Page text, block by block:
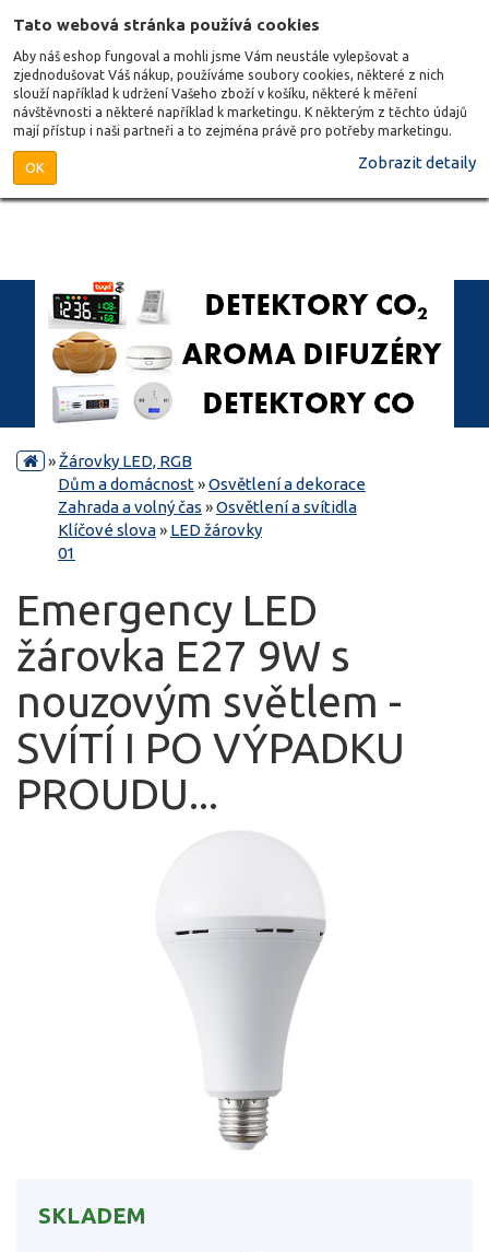
Tato webová stránka používá cookies
Aby náš eshop fungoval a mohli jsme Vám neustále vylepšovat a
zjednodušovat Váš nákup, používáme soubory cookies, některé z nich
slouží například k udržení Vašeho zboží v košíku, některé k měření
návštěvnosti a některé například k marketingu. K některým z těchto údajů
mají přístup i naši partneři a to zejména právě pro potřeby marketingu.
OK Zobrazit detaily
»Žárovky LED, RGB
Dům a domácnost»Osvětlení a dekorace
Zahrada a volný čas »Osvětlení a svítidla
Klíčové slova» LED žárovky
01
Emergency LED
žárovka E27 9W s
nouzovým světlem -
SVÍTÍ I PO VÝPADKU
PROUDU...
SKLADEM